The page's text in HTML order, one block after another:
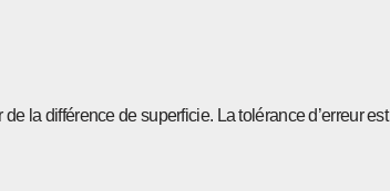
la différence de superficie. La tolérance d’erreur est